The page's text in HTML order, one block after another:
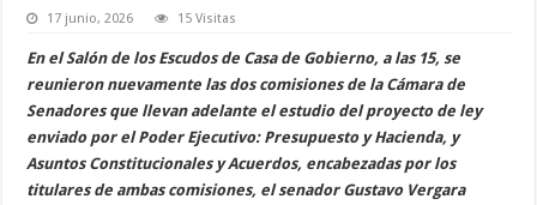
17 junio, 2026 15 Visitas
En el Salón de los Escudos de Casa de Gobierno, a las 15, se
reunieron nuevamente las dos comisiones de la Cámara de
Senadores que llevan adelante el estudio del proyecto de ley
enviado por el Poder Ejecutivo: Presupuesto y Hacienda, y
Asuntos Constitucionales y Acuerdos, encabezadas por los
titulares de ambas comisiones, el senador Gustavo Vergara